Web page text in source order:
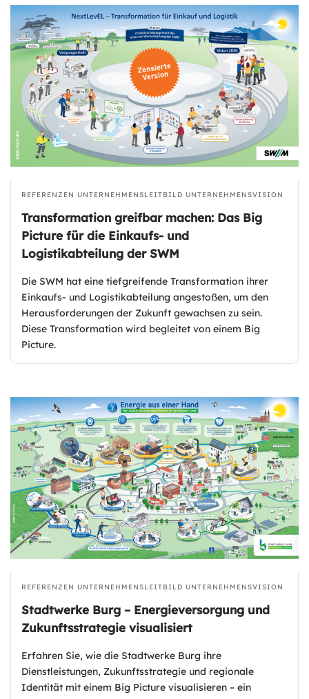
REFERENZEN UNTERNEHMENSLEITBILD UNTERNEHMENSVISION
Transformation greifbar machen: Das Big
Picture für die Einkaufs- und
Logistikabteilung der SWM
Die SWM hat eine tiefgreifende Transformation ihrer
Einkaufs- und Logistikabteilung angestoßen, um den
Herausforderungen der Zukunft gewachsen zu sein.
Diese Transformation wird begleitet von einem Big
Picture.
REFERENZEN UNTERNEHMENSLEITBILD UNTERNEHMENSVISION
Stadtwerke Burg – Energieversorgung und
Zukunftsstrategie visualisiert
Erfahren Sie, wie die Stadtwerke Burg ihre
Dienstleistungen, Zukunftsstrategie und regionale
Identität mit einem Big Picture visualisieren – ein